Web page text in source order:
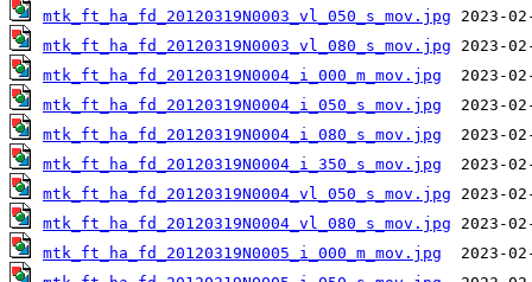
mtk_ft_ha_fd_20120319N0003_vl_050_s_mov.jpg
mtk_ft_ha_fd_20120319N0003_vl_080_s_mov.jpg
mtk_ft_ha_fd_20120319N0004_i_000_m_mov.jpg
mtk_ft_ha_fd_20120319N0004_i_050_s_mov.jpg
mtk_ft_ha_fd_20120319N0004_i_080_s_mov.jpg
mtk_ft_ha_fd_20120319N0004_i_350_s_mov.jpg
mtk_ft_ha_fd_20120319N0004_vl_050_s_mov.jpg
mtk_ft_ha_fd_20120319N0004_vl_080_s_mov.jpg
mtk_ft_ha_fd_20120319N0005_i_000_m_mov.jpg